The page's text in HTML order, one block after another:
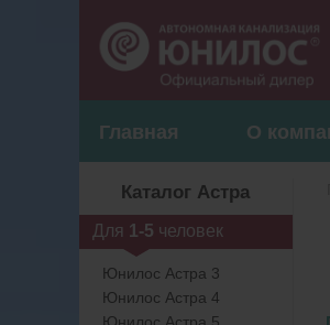
Главная О
Каталог Астра
Для 1-5 человек
Юнилос Астра 3
Юнилос Астра 4